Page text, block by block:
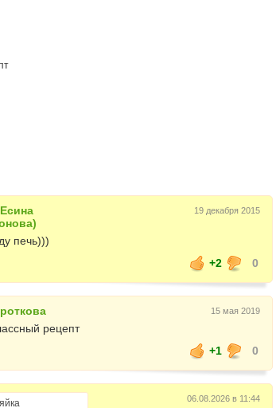
19 декабря 2015
печь)))
+2
0
15 мая 2019
рецепт
+1
0
06.08.2026 в 11:44